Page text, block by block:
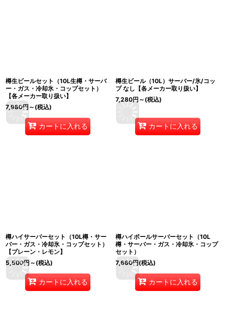
樽生ビールセット（10L生樽・サーバ
ー・ガス・冷却氷・コップセット）
【各メーカー取り扱い】
7,980円 ～ (税込)
カートに入れる
樽生ビール（10L）サーバー/氷/コッ
プ なし【各メーカー取り扱い】
7,280円 ～ (税込)
カートに入れる
樽ハイサーバーセット（10L樽・サー
バー・ガス・冷却氷・コップセット）
【プレーン・レモン】
5,500円 ～ (税込)
カートに入れる
樽ハイボールサーバーセット（10L
樽・サーバー・ガス・冷却氷・コップ
セット）
7,660円(税込)
カートに入れる